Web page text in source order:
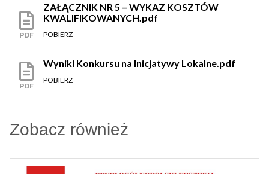
PDF
ZAŁĄCZNIK NR 5 – WYKAZ KOSZTÓW
KWALIFIKOWANYCH.pdf
POBIERZ
PDF
Wyniki Konkursu na Inicjatywy Lokalne.pdf
POBIERZ
Zobacz również